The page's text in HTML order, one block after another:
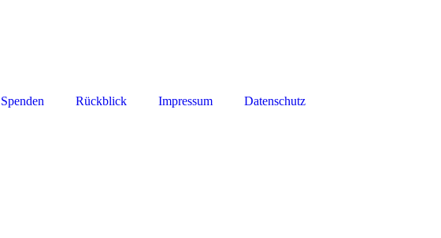
Spenden Rückblick Impressum Datenschutz